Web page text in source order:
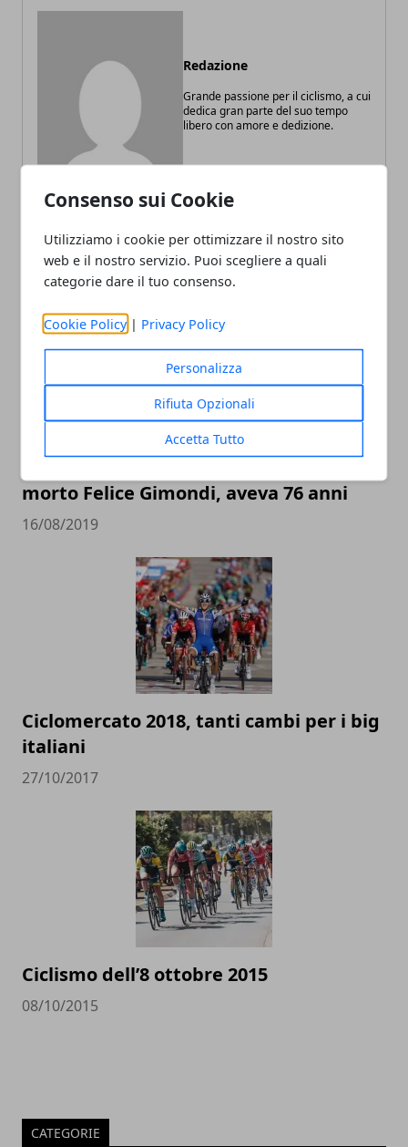
Consenso sui Cookie
Utilizziamo i cookie per ottimizzare il nostro sito
web e il nostro servizio. Puoi scegliere a quali
categorie dare il tuo consenso.
Cookie Policy | Privacy Policy
Personalizza
Rifiuta Opzionali
Accetta Tutto
Redazione
Grande passione per il ciclismo, a cui
dedica gran parte del suo tempo
libero con amore e dedizione.
ARTICOLI CORRELATI
morto Felice Gimondi, aveva 76 anni
16/08/2019
Ciclomercato 2018, tanti cambi per i big
italiani
27/10/2017
Ciclismo dell’8 ottobre 2015
08/10/2015
CATEGORIE